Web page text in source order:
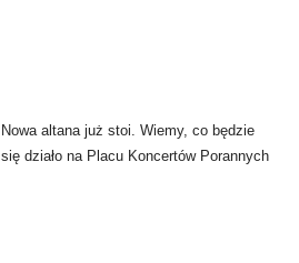
Nowa altana już stoi. Wiemy, co będzie
się działo na Placu Koncertów Porannych